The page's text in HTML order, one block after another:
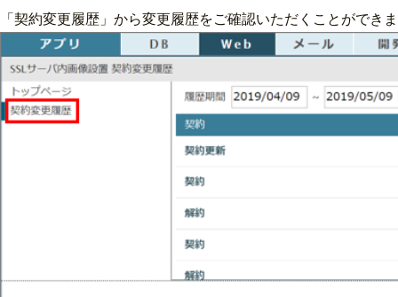
「契約変更履歴」から変更履歴をご確認いただくことができ